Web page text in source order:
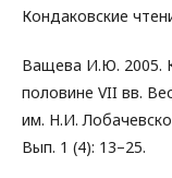
Кондаковские
Ващева И.Ю. 2005.
половине VII вв.
им. Н.И.
Вып. 1 (4): 13–25.